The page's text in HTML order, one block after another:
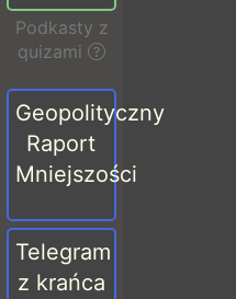
Podkasty z
quizami
Geopolityczny
Raport
Mniejszości
Telegram
z krańca